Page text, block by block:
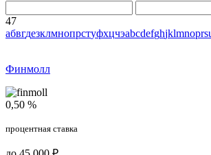
47
абвгдезклмнопрстуфхцчэabcdefghjklmnoprs
Финмолл
0,50 %
процентная ставка